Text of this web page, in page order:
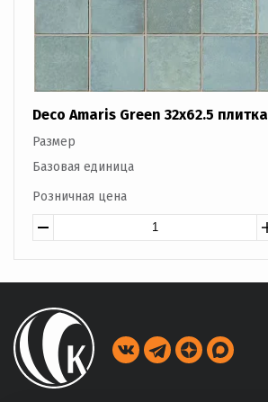
Deco Amaris Green 32x62.5 плитка
Размер
Базовая единица
Розничная цена